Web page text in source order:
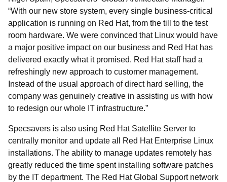
With our new store system, every single business-critical
application is running on Red Hat, from the till to the test
room hardware. We were convinced that Linux would have
a major positive impact on our business and Red Hat has
delivered exactly what it promised. Red Hat staff had a
refreshingly new approach to customer management.
Instead of the usual approach of direct hard selling, the
company was genuinely creative in assisting us with how
to redesign our whole IT infrastructure.
Specsavers is also using Red Hat Satellite Server to
centrally monitor and update all Red Hat Enterprise Linux
installations. The ability to manage updates remotely has
greatly reduced the time spent installing software patches
by the IT department. The Red Hat Global Support network